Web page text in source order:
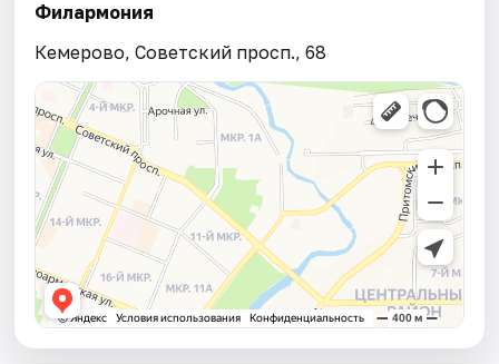
Филармония
Кемерово, Советский просп., 68